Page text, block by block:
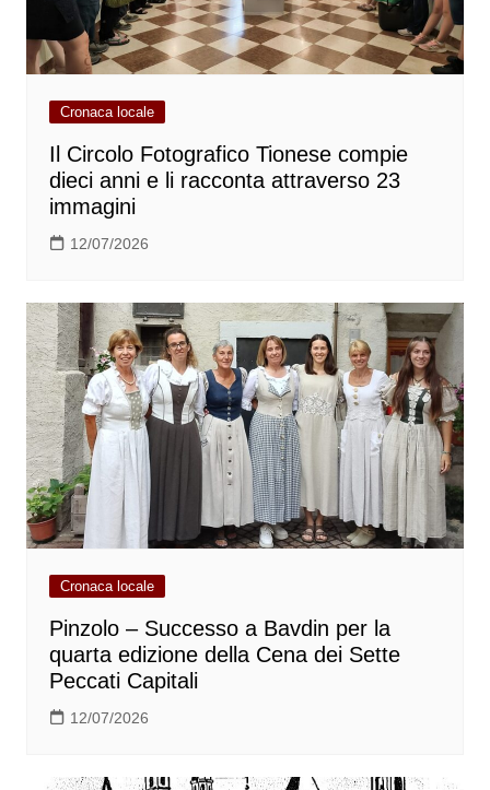
Cronaca locale
Il Circolo Fotografico Tionese compie
dieci anni e li racconta attraverso 23
immagini
12/07/2026
Cronaca locale
Pinzolo – Successo a Bavdin per la
quarta edizione della Cena dei Sette
Peccati Capitali
12/07/2026